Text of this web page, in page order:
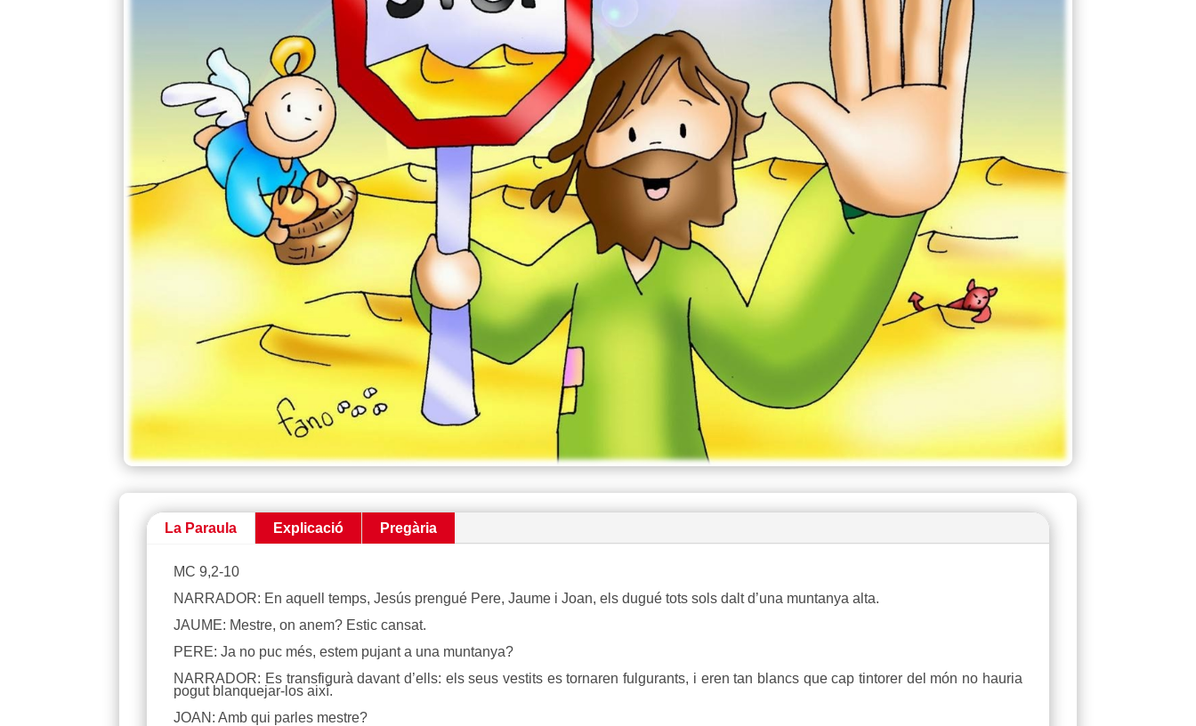
La Paraula Explicació Pregària
MC 9,2-10
NARRADOR: En aquell temps, Jesús prengué Pere, Jaume i Joan, els dugué tots sols dalt d’una muntanya alta.
JAUME: Mestre, on anem? Estic cansat.
PERE: Ja no puc més, estem pujant a una muntanya?
NARRADOR: Es transfigurà davant d’ells: els seus vestits es tornaren fulgurants, i eren tan blancs que cap tintorer del món no hauria
pogut blanquejar-los així.
JOAN: Amb qui parles mestre?